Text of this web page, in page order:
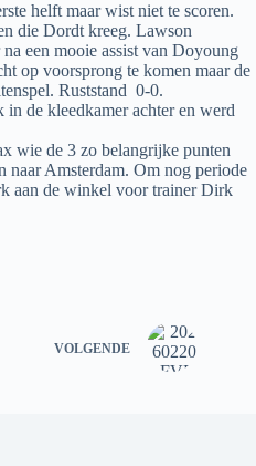
helft maar wist niet te scoren.
die Dordt kreeg. Lawson
een mooie assist van Doyoung
op voorsprong te komen maar de
Ruststand 0-0.
de kleedkamer achter en werd
wie de 3 zo belangrijke punten
naar Amsterdam. Om nog periode
aan de winkel voor trainer Dirk
VOLGENDE